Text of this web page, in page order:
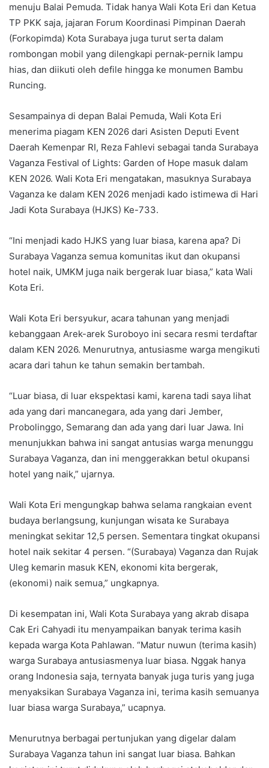
menuju Balai Pemuda. Tidak hanya Wali Kota Eri dan Ketua
TP PKK saja, jajaran Forum Koordinasi Pimpinan Daerah
(Forkopimda) Kota Surabaya juga turut serta dalam
rombongan mobil yang dilengkapi pernak-pernik lampu
hias, dan diikuti oleh defile hingga ke monumen Bambu
Runcing.
Sesampainya di depan Balai Pemuda, Wali Kota Eri
menerima piagam KEN 2026 dari Asisten Deputi Event
Daerah Kemenpar RI, Reza Fahlevi sebagai tanda Surabaya
Vaganza Festival of Lights: Garden of Hope masuk dalam
KEN 2026. Wali Kota Eri mengatakan, masuknya Surabaya
Vaganza ke dalam KEN 2026 menjadi kado istimewa di Hari
Jadi Kota Surabaya (HJKS) Ke-733.
“Ini menjadi kado HJKS yang luar biasa, karena apa? Di
Surabaya Vaganza semua komunitas ikut dan okupansi
hotel naik, UMKM juga naik bergerak luar biasa,” kata Wali
Kota Eri.
Wali Kota Eri bersyukur, acara tahunan yang menjadi
kebanggaan Arek-arek Suroboyo ini secara resmi terdaftar
dalam KEN 2026. Menurutnya, antusiasme warga mengikuti
acara dari tahun ke tahun semakin bertambah.
“Luar biasa, di luar ekspektasi kami, karena tadi saya lihat
ada yang dari mancanegara, ada yang dari Jember,
Probolinggo, Semarang dan ada yang dari luar Jawa. Ini
menunjukkan bahwa ini sangat antusias warga menunggu
Surabaya Vaganza, dan ini menggerakkan betul okupansi
hotel yang naik,” ujarnya.
Wali Kota Eri mengungkap bahwa selama rangkaian event
budaya berlangsung, kunjungan wisata ke Surabaya
meningkat sekitar 12,5 persen. Sementara tingkat okupansi
hotel naik sekitar 4 persen. “(Surabaya) Vaganza dan Rujak
Uleg kemarin masuk KEN, ekonomi kita bergerak,
(ekonomi) naik semua,” ungkapnya.
Di kesempatan ini, Wali Kota Surabaya yang akrab disapa
Cak Eri Cahyadi itu menyampaikan banyak terima kasih
kepada warga Kota Pahlawan. “Matur nuwun (terima kasih)
warga Surabaya antusiasmenya luar biasa. Nggak hanya
orang Indonesia saja, ternyata banyak juga turis yang juga
menyaksikan Surabaya Vaganza ini, terima kasih semuanya
luar biasa warga Surabaya,” ucapnya.
Menurutnya berbagai pertunjukan yang digelar dalam
Surabaya Vaganza tahun ini sangat luar biasa. Bahkan